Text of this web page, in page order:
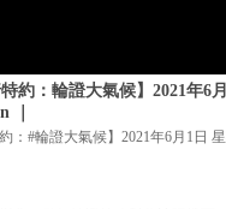
特約：輪證大氣候】2021年6
｜
：#輪證大氣候】2021年6月1日